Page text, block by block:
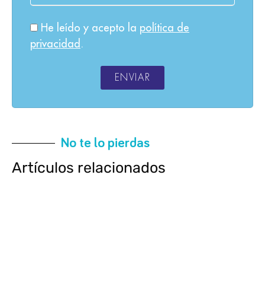
He leído y acepto la política de
privacidad .
ENVIAR
No te lo pierdas
Artículos relacionados